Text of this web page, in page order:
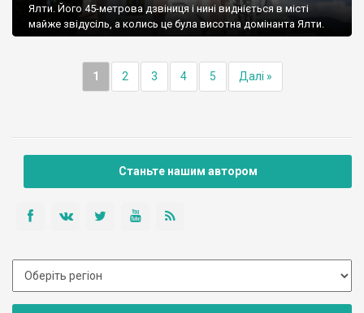
Ялти. Його 45-метрова дзвіниця і нині видніється в місті
майже звідусіль, а колись це була висотна домінанта Ялти.
1 2 3 4 5 Далі »
Станьте нашим автором